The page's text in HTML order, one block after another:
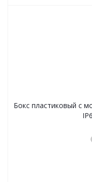
Бокс пластиковый с